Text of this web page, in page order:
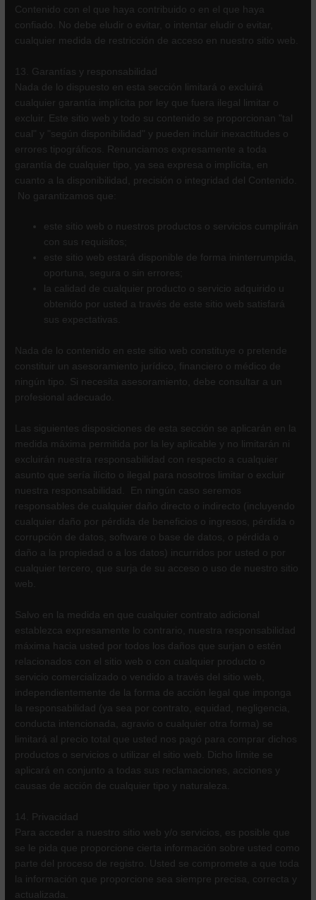
Contenido con el que haya contribuido o en el que haya
confiado. No debe eludir o evitar, o intentar eludir o evitar,
cualquier medida de restricción de acceso en nuestro sitio web.
13. Garantías y responsabilidad
Nada de lo dispuesto en esta sección limitará o excluirá
cualquier garantía implícita por ley que fuera ilegal limitar o
excluir. Este sitio web y todo su contenido se proporcionan "tal
cual" y "según disponibilidad" y pueden incluir inexactitudes o
errores tipográficos. Renunciamos expresamente a toda
garantía de cualquier tipo, ya sea expresa o implícita, en
cuanto a la disponibilidad, precisión o integridad del Contenido.
No garantizamos que:
este sitio web o nuestros productos o servicios cumplirán
con sus requisitos;
este sitio web estará disponible de forma ininterrumpida,
oportuna, segura o sin errores;
la calidad de cualquier producto o servicio adquirido u
obtenido por usted a través de este sitio web satisfará
sus expectativas.
Nada de lo contenido en este sitio web constituye o pretende
constituir un asesoramiento jurídico, financiero o médico de
ningún tipo. Si necesita asesoramiento, debe consultar a un
profesional adecuado.
Las siguientes disposiciones de esta sección se aplicarán en la
medida máxima permitida por la ley aplicable y no limitarán ni
excluirán nuestra responsabilidad con respecto a cualquier
asunto que sería ilícito o ilegal para nosotros limitar o excluir
nuestra responsabilidad. En ningún caso seremos
responsables de cualquier daño directo o indirecto (incluyendo
cualquier daño por pérdida de beneficios o ingresos, pérdida o
corrupción de datos, software o base de datos, o pérdida o
daño a la propiedad o a los datos) incurridos por usted o por
cualquier tercero, que surja de su acceso o uso de nuestro sitio
web.
Salvo en la medida en que cualquier contrato adicional
establezca expresamente lo contrario, nuestra responsabilidad
máxima hacia usted por todos los daños que surjan o estén
relacionados con el sitio web o con cualquier producto o
servicio comercializado o vendido a través del sitio web,
independientemente de la forma de acción legal que imponga
la responsabilidad (ya sea por contrato, equidad, negligencia,
conducta intencionada, agravio o cualquier otra forma) se
limitará al precio total que usted nos pagó para comprar dichos
productos o servicios o utilizar el sitio web. Dicho límite se
aplicará en conjunto a todas sus reclamaciones, acciones y
causas de acción de cualquier tipo y naturaleza.
14. Privacidad
Para acceder a nuestro sitio web y/o servicios, es posible que
se le pida que proporcione cierta información sobre usted como
parte del proceso de registro. Usted se compromete a que toda
la información que proporcione sea siempre precisa, correcta y
actualizada.